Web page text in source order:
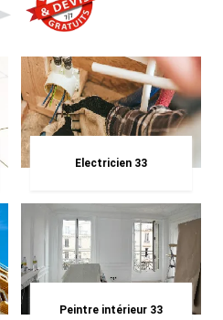
Electricien 33
Peintre intérieur 33